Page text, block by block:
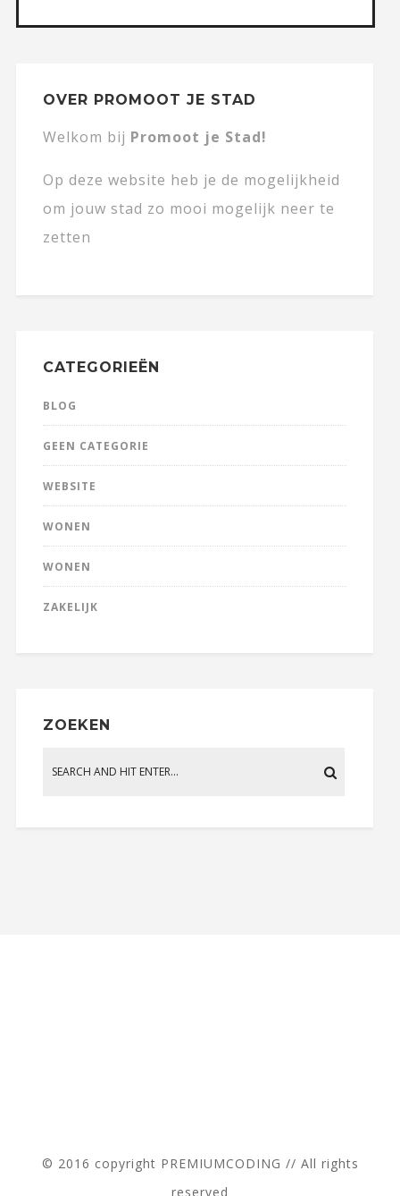
OVER PROMOOT JE STAD
Welkom bij Promoot je Stad!
Op deze website heb je de mogelijkheid
om jouw stad zo mooi mogelijk neer te
zetten
CATEGORIEËN
BLOG
GEEN CATEGORIE
WEBSITE
WONEN
WONEN
ZAKELIJK
ZOEKEN
© 2016 copyright PREMIUMCODING // All rights
reserved